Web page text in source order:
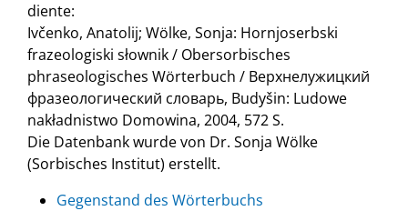
diente:
Ivčenko, Anatolij; Wölke, Sonja: Hornjoserbski
frazeologiski słownik / Obersorbisches
phraseologisches Wörterbuch / Верхнелужицкий
фразеологический словарь, Budyšin: Ludowe
nakładnistwo Domowina, 2004, 572 S.
Die Datenbank wurde von Dr. Sonja Wölke
(Sorbisches Institut) erstellt.
Gegenstand des Wörterbuchs